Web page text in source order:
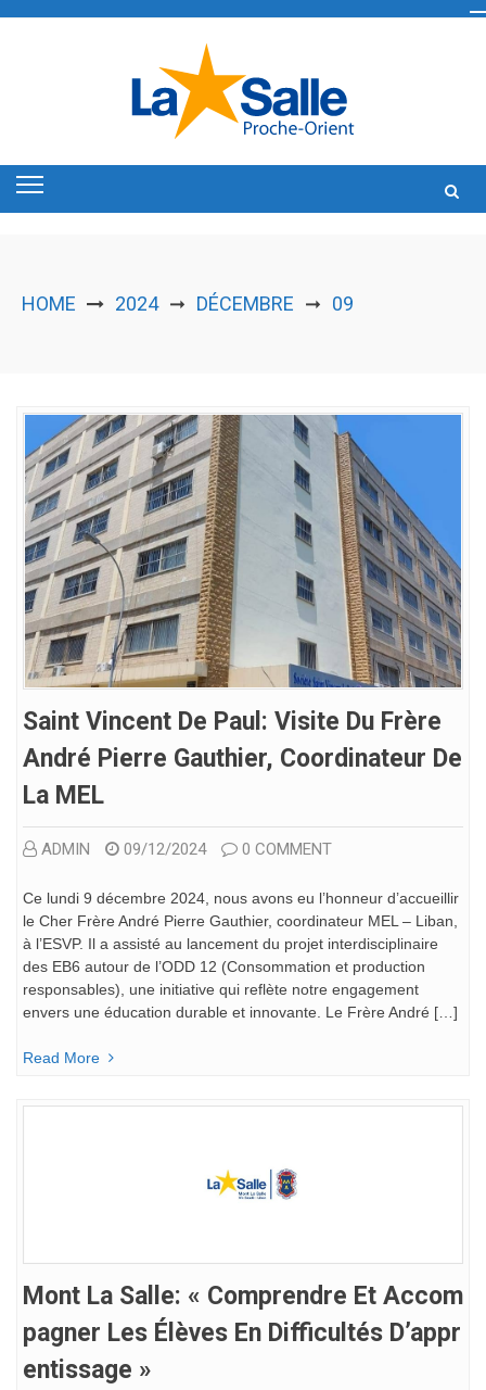
HOME 2024 ➞ DÉCEMBRE ➞ 09
Saint Vincent De Paul: Visite Du Frère
André Pierre Gauthier, Coordinateur De
La MEL
ADMIN 09/12/2024 0 COMMENT
Ce lundi 9 décembre 2024, nous avons eu l’honneur d’accueillir
le Cher Frère André Pierre Gauthier, coordinateur MEL – Liban,
à l’ESVP. Il a assisté au lancement du projet interdisciplinaire
des EB6 autour de l’ODD 12 (Consommation et production
responsables), une initiative qui reflète notre engagement
envers une éducation durable et innovante. Le Frère André […]
Read More
Mont La Salle: « Comprendre Et Accom
Pagner Les Élèves En Difficultés D’appr
Entissage »